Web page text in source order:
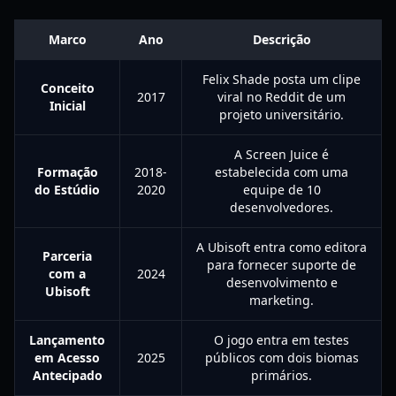
Marco Ano Descrição
Conceito
Inicial
2017
Felix Shade posta um clipe
viral no Reddit de um
projeto universitário.
Formação
do Estúdio
2018-
2020
A Screen Juice é
estabelecida com uma
equipe de 10
desenvolvedores.
Parceria
com a
Ubisoft
2024
A Ubisoft entra como editora
para fornecer suporte de
desenvolvimento e
marketing.
Lançamento
em Acesso
Antecipado
2025
O jogo entra em testes
públicos com dois biomas
primários.